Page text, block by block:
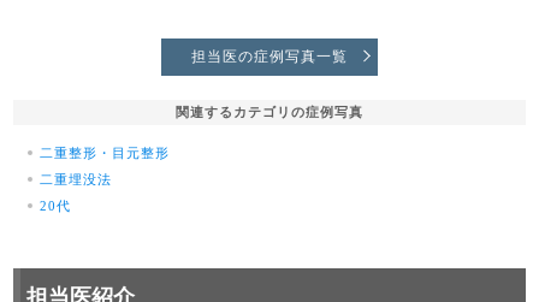
担当医の症例写真一覧
関連するカテゴリの症例写真
二重整形・目元整形
二重埋没法
20代